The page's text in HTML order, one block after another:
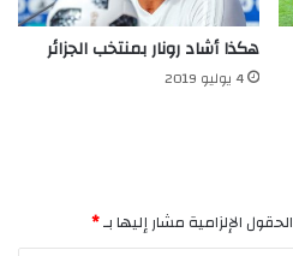
هكذا أشاد رونار بمنتخب الجزائر
4 يوليو 2019
الحقول الإلزامية مشار إليها بـ*